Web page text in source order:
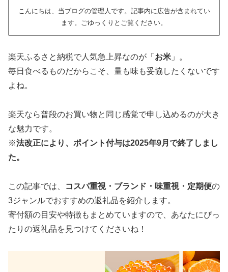
こんにちは、当ブログの管理人です。記事内に広告が含まれてい
ます。ごゆっくりとご覧ください。
楽天ふるさと納税で人気急上昇なのが「 お米 」。
毎日食べるものだからこそ、量も味も妥協したくないです
よね。
楽天なら普段のお買い物と同じ感覚で申し込めるのが大き
な魅力です。
※法改正により、ポイント付与は2025年9月で終了しまし
た。
この記事では、 コスパ重視・ブランド・味重視・定期便の
3ジャンルでおすすめの返礼品を紹介します。
寄付額の目安や特徴もまとめていますので、あなたにぴっ
たりの返礼品を見つけてくださいね！